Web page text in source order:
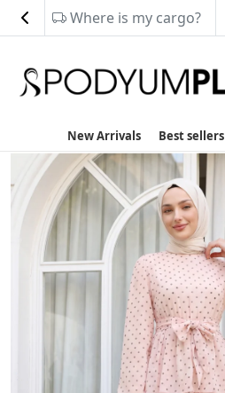
Where is my cargo?
New Arrivals Best sellers